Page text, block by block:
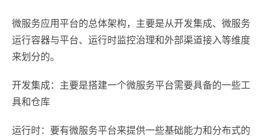
微服务应用平台的总体架构，主要是从开发集成、微服务
运行容器与平台、运行时监控治理和外部渠道接入等维度
来划分的。
开发集成：主要是搭建一个微服务平台需要具备的一些工
具和仓库
运行时：要有微服务平台来提供一些基础能力和分布式的